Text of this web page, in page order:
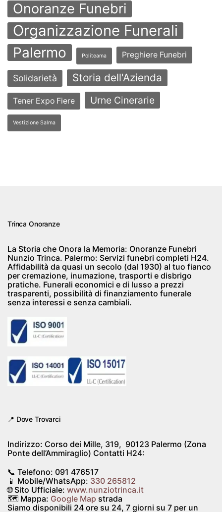
Onoranze Funebri
Organizzazione Funerali
Palermo Politeama Preghiere Funebri
Solidarietà Storia dell'Azienda
Tener Expo Fiere Urne Cinerarie
Vestizione Salma
Trinca Onoranze
La Storia che Onora la Memoria: Onoranze Funebri
Nunzio Trinca. Palermo: Servizi funebri completi H24.
Affidabilità da quasi un secolo (dal 1930) al tuo fianco
per cremazione, inumazione, trasporti e disbrigo
pratiche. Funerali economici e di lusso a prezzi
trasparenti, possibilità di finanziamento funerale
senza interessi e senza cambiali.
📍 Dove Trovarci
Indirizzo: Corso dei Mille, 319, 90123 Palermo (Zona
Ponte dell’Ammiraglio) Contatti H24:
📞 Telefono: 091 476517
📱 Mobile/WhatsApp: 330 265812
🌐 Sito Ufficiale: www.nunziotrinca.it
🗺️ Mappa: Google Map strada
Siamo disponibili 24 ore su 24, 7 giorni su 7 per un